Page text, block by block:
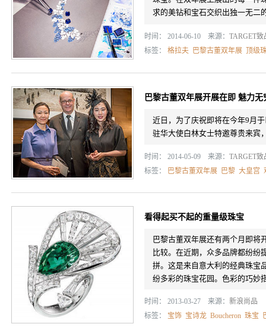
求的美钻和宝石交织出独一无二
时间： 2014-06-10 来源： TARGET致
标签： 格拉夫 巴黎古董双年展 顶级
巴黎古董双年展开展在即 魅力无
近日，为了庆祝即将在今年9月
驻华大使白林女士特邀尊贵来宾
时间： 2014-05-09 来源： TARGET致
标签：
巴黎古董双年展 巴黎 大皇宫
看得起买不起的重量级珠宝
巴黎古董双年展还有两个月即将
比较。在近期，众多品牌都纷纷
拼。这是来自意大利的经典珠宝
纷多彩的珠宝花园。色彩的巧妙
时间： 2013-03-27 来源： 新浪尚品
标签： 宝饰 宝诗龙 Boucheron 珠宝